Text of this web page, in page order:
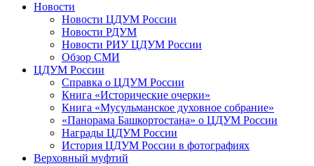
Новости
Новости ЦДУМ России
Новости РДУМ
Новости РИУ ЦДУМ России
Обзор СМИ
ЦДУМ России
Справка о ЦДУМ России
Книга «Исторические очерки»
Книга «Мусульманское духовное собрание»
«Панорама Башкортостана» о ЦДУМ России
Награды ЦДУМ России
История ЦДУМ России в фотографиях
Верховный муфтий